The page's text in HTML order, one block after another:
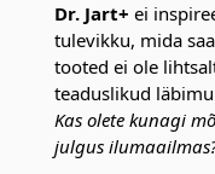
Dr. Jart+ ei
tulevikku, mida
tooted ei ole
teaduslikud
Kas olete kunagi
julgus